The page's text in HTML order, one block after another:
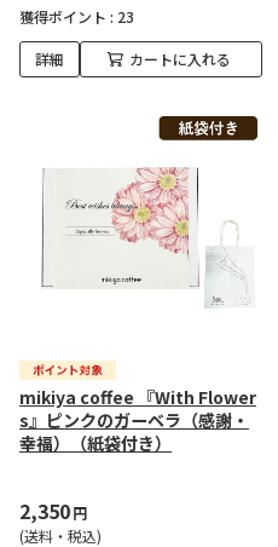
獲得ポイント : 23
詳細 カートに入れる
mikiya coffee 『With Flower
s』ピンクのガーベラ（感謝・
幸福）（紙袋付き）
2,350円
(送料・税込)